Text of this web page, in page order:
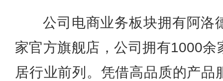
公司电商业务板块拥有阿洛
家官方旗舰店，公司拥有1000余
居行业前列。凭借高品质的产品